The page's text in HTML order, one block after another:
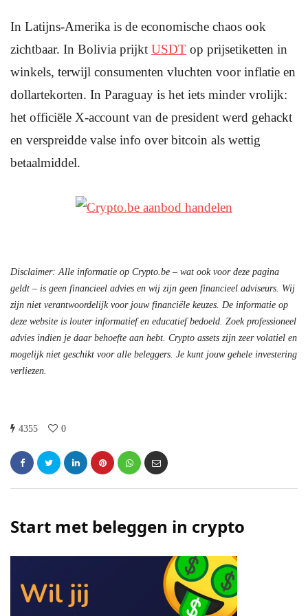
In Latijns-Amerika is de economische chaos ook
zichtbaar. In Bolivia prijkt USDT op prijsetiketten in
winkels, terwijl consumenten vluchten voor inflatie en
dollartekorten. In Paraguay is het iets minder vrolijk:
het officiële X-account van de president werd gehackt
en verspreidde valse info over bitcoin als wettig
betaalmiddel.
Disclaimer: Alle informatie op Crypto.be – wat ook voor deze pagina
geldt – is geen financieel advies en wij zijn geen financieel adviseurs. Wij
zijn niet verantwoordelijk voor jouw financiële keuzes. De informatie op
deze website is louter informatief en educatief bedoeld. Zoek professioneel
advies indien je daar behoefte aan hebt. Crypto assets zijn zeer volatiel en
mogelijk niet geschikt voor alle beleggers. Je kunt jouw gehele investering
verliezen.
4355 0
Start met beleggen in crypto